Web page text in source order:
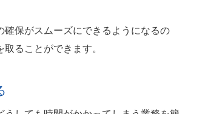
保がスムーズにできるようになるの
ることができます。